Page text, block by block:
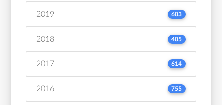
2019 603
2018 405
2017 614
2016 755